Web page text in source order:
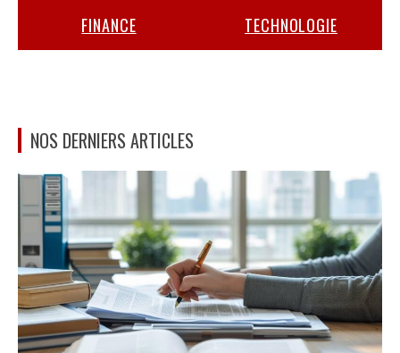
FINANCE TECHNOLOGIE
NOS DERNIERS ARTICLES